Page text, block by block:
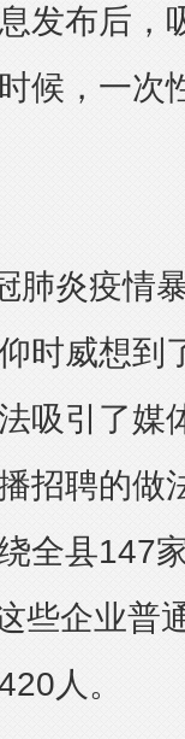
发布后，
候，一次
炎疫情暴
时威想到
吸引了媒
招聘的做
全县147
些企业普
人。